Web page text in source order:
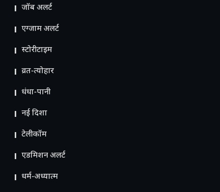
जॉब अलर्ट
एग्जाम अलर्ट
स्टोरीटाइम
व्रत-त्योहार
धंधा-पानी
नई दिशा
टेलीकॉम
ए​डमिशन अलर्ट
धर्म-अध्यात्म